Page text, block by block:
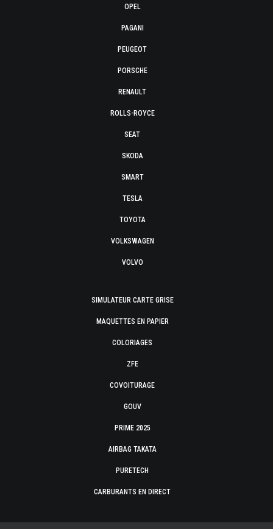
OPEL
PAGANI
PEUGEOT
PORSCHE
RENAULT
ROLLS-ROYCE
SEAT
SKODA
SMART
TESLA
TOYOTA
VOLKSWAGEN
VOLVO
SIMULATEUR CARTE GRISE
MAQUETTES EN PAPIER
COLORIAGES
ZFE
COVOITURAGE
GOUV
PRIME 2025
AIRBAG TAKATA
PURETECH
CARBURANTS EN DIRECT